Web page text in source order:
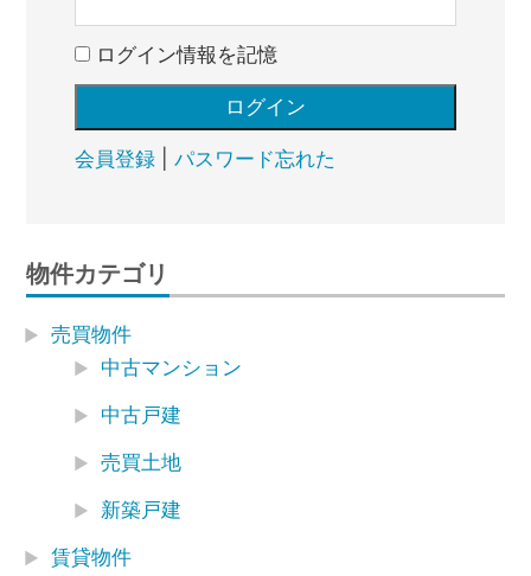
ログイン情報を記憶
会員登録| パスワード忘れた
物件カテゴリ
売買物件
中古マンション
中古戸建
売買土地
新築戸建
賃貸物件